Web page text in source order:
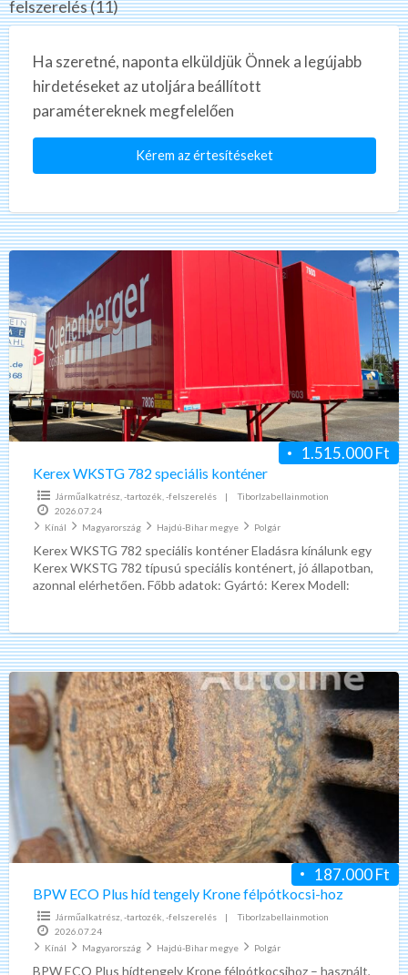
-
-
felszerelés (11)
Ha szeretné, naponta elküldjük Önnek a legújabb
hirdetéseket az utoljára beállított
paramétereknek megfelelően
Kérem az értesítéseket
Kerex
WKSTG
782
speciális
konténer
1.515.000 Ft
Kerex WKSTG 782 speciális konténer
Járműalkatrész, -tartozék, -felszerelés |
TiborIzabellainmotion
2026.07.24
Kínál
Magyarország Hajdú-Bihar megye Polgár
Kerex WKSTG 782 speciális konténer Eladásra kínálunk egy
Kerex WKSTG 782 típusú speciális konténert, jó állapotban,
azonnal elérhetően. Főbb adatok: Gyártó: Kerex Modell:
BPW
ECO
Plus
híd
tengely
Krone
félpótkocsi-
hoz
187.000 Ft
BPW ECO Plus híd tengely Krone félpótkocsi-hoz
Járműalkatrész, -tartozék, -felszerelés |
TiborIzabellainmotion
2026.07.24
Kínál
Magyarország Hajdú-Bihar megye Polgár
BPW ECO Plus hídtengely Krone félpótkocsihoz – használt,